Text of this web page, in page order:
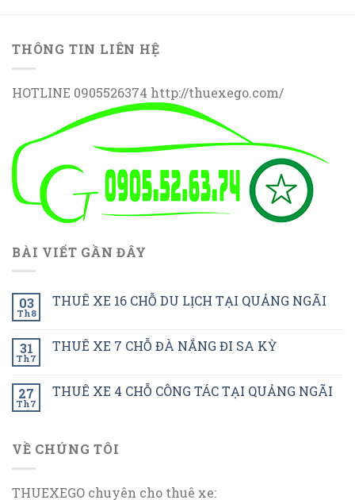
THÔNG TIN LIÊN HỆ
HOTLINE 0905526374 http://thuexego.com/
BÀI VIẾT GẦN ĐÂY
03
Th8
THUÊ XE 16 CHỖ DU LỊCH TẠI QUẢNG NGÃI
31
Th7
THUÊ XE 7 CHỖ ĐÀ NẮNG ĐI SA KỲ
27
Th7
THUÊ XE 4 CHỖ CÔNG TÁC TẠI QUẢNG NGÃI
VỀ CHÚNG TÔI
THUEXEGO chuyên cho thuê xe: